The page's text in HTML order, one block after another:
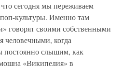
сегодня мы переживаем
культуры. Именно там
говорят своими собственными
человечными, когда
постоянно слышим, как
«Википедия» в